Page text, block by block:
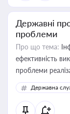
Державні
проблеми
Про що тема:
ефективність
проблеми
Державна